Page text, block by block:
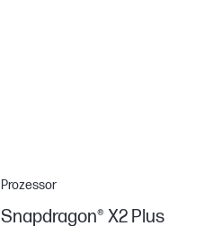
Prozessor
Snapdragon® X2 Plus